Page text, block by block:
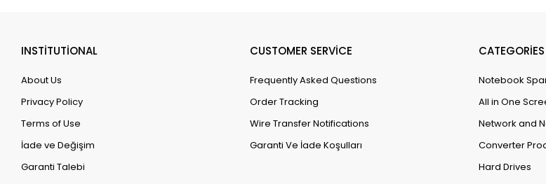
INSTİTUTİONAL
About Us
Privacy Policy
Terms of Use
İade ve Değişim
Garanti Talebi
CUSTOMER SERVİCE
Frequently Asked Questions
Order Tracking
Wire Transfer Notifications
Garanti Ve İade Koşulları
CATEGORİES
Notebook
All in One
Network and
Converter
Hard Drives